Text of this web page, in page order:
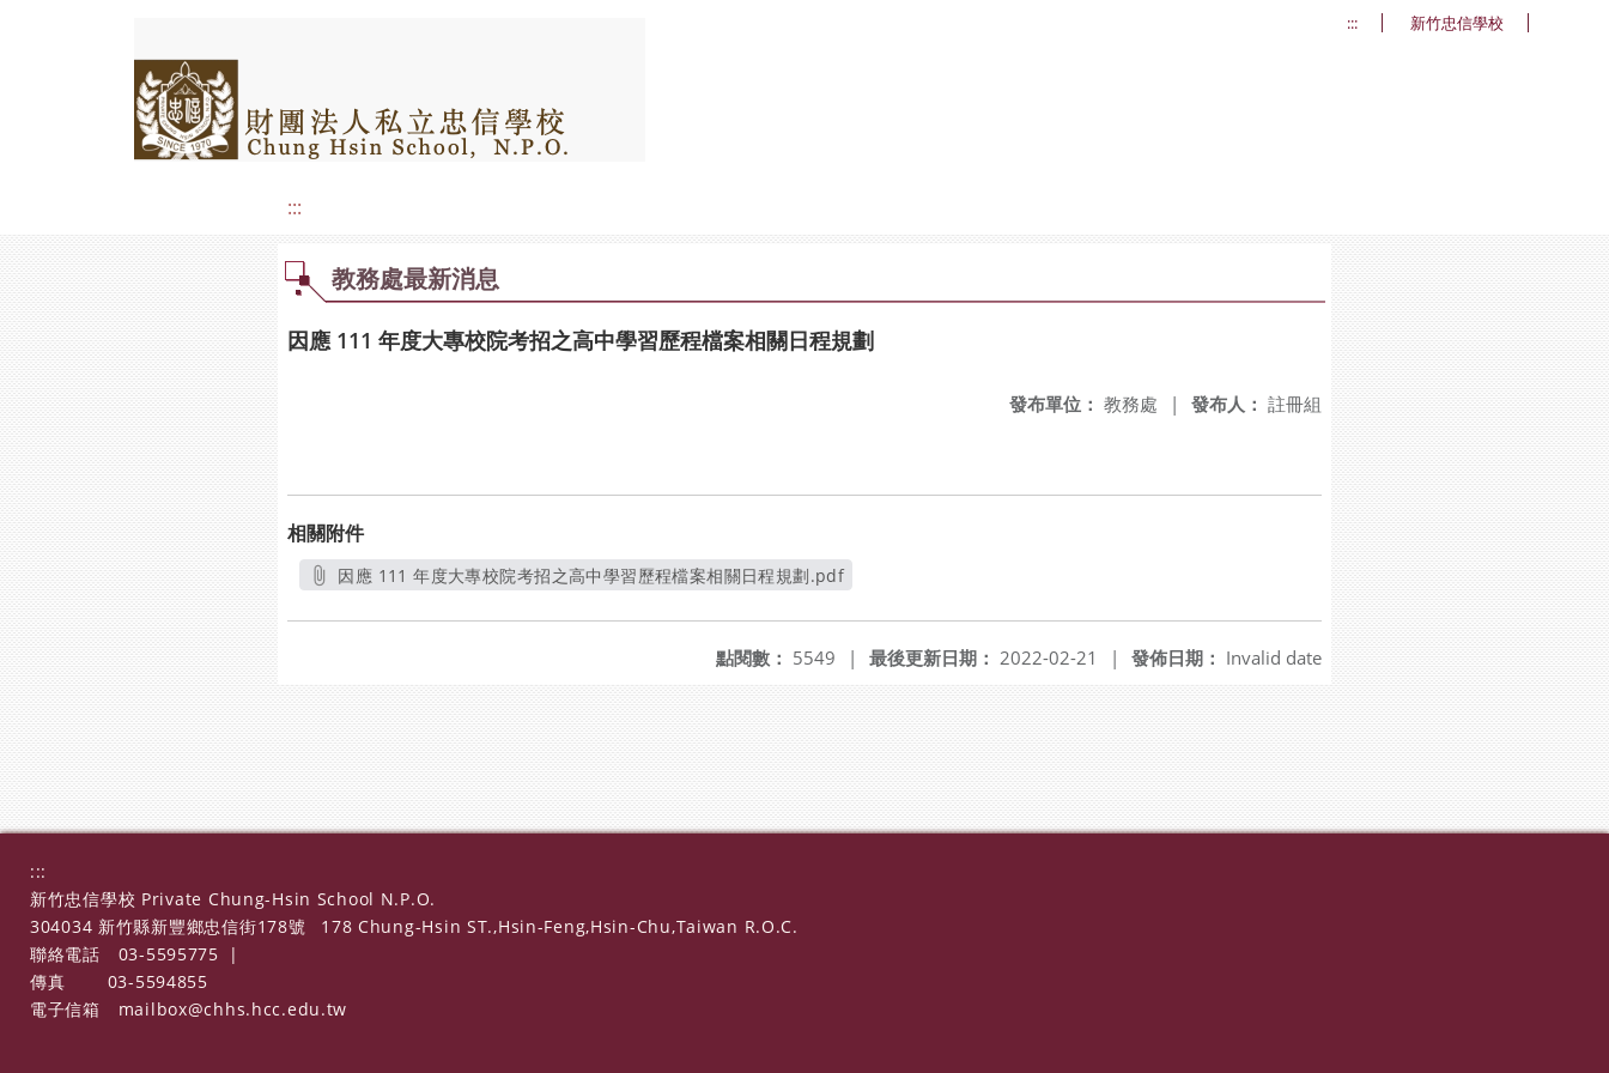
::: 新竹忠信學校
:::
教務處最新消息
因應 111 年度大專校院考招之高中學習歷程檔案相關日程規劃
發布人： 註冊組
發布單位： 教務處 |
相關附件
因應 111 年度大專校院考招之高中學習歷程檔案相關日程規劃.pdf
發佈日期： Invalid date
最後更新日期： 2022-02-21 |
點閱數： 5549 |
:::
新竹忠信學校 Private Chung-Hsin School N.P.O.
304034 新竹縣新豐鄉忠信街178號
178 Chung-Hsin ST.,Hsin-Feng,Hsin-Chu,Taiwan R.O.C.
聯絡電話
03-5595775
|
傳真
03-5594855
電子信箱
mailbox@chhs.hcc.edu.tw